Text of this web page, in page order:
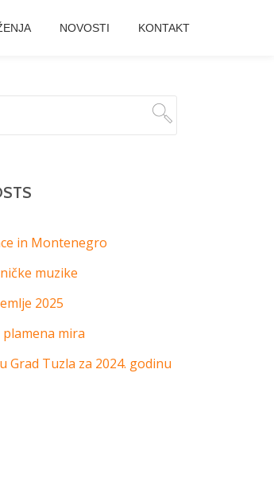
NOVOSTI KONTAKT
in Montenegro
muzike
2025
mira
Grad Tuzla za 2024. godinu